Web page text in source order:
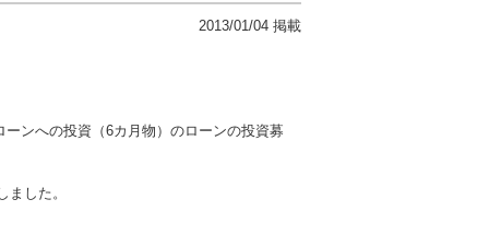
2013/01/04 掲載
ンへの投資（6カ月物） のローンの投資募
した。